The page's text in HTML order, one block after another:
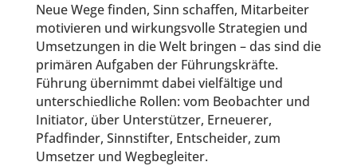
Neue Wege finden, Sinn schaffen, Mitarbeiter
motivieren und wirkungsvolle Strategien und
Umsetzungen in die Welt bringen – das sind die
primären Aufgaben der Führungskräfte.
Führung übernimmt dabei vielfältige und
unterschiedliche Rollen: vom Beobachter und
Initiator, über Unterstützer, Erneuerer,
Pfadfinder, Sinnstifter, Entscheider, zum
Umsetzer und Wegbegleiter.